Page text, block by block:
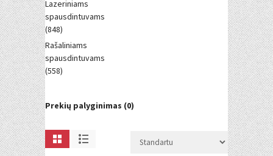
Lazeriniams
spausdintuvams
(848)
Rašaliniams
spausdintuvams
(558)
Prekių palyginimas (0)